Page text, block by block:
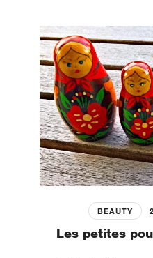
BEAUTY
Les petites